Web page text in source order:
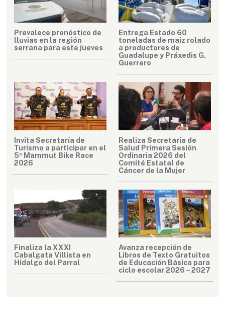
Prevalece pronóstico de
lluvias en la región
serrana para este jueves
Entrega Estado 60
toneladas de maíz rolado
a productores de
Guadalupe y Práxedis G.
Guerrero
Invita Secretaría de
Turismo a participar en el
5º Mammut Bike Race
2026
Realiza Secretaría de
Salud Primera Sesión
Ordinaria 2026 del
Comité Estatal de
Cáncer de la Mujer
Finaliza la XXXI
Cabalgata Villista en
Hidalgo del Parral
Avanza recepción de
Libros de Texto Gratuitos
de Educación Básica para
ciclo escolar 2026 – 2027